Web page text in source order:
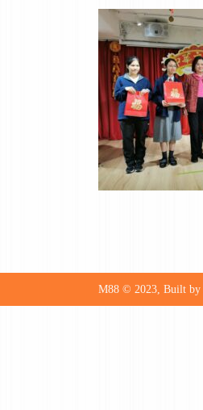
M88 © 2023, Built by